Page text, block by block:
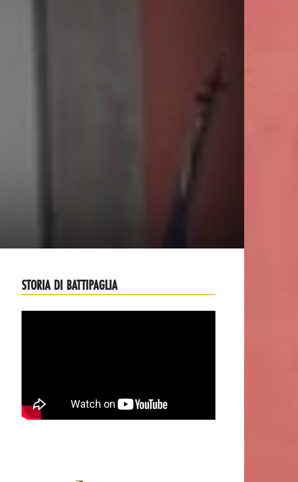
STORIA DI BATTIPAGLIA